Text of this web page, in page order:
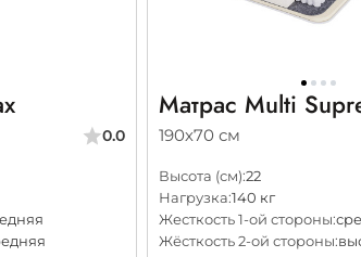
0.0
Матрас Multi
190х70 см
Высота (см):22
Нагрузка:140 кг
Жесткость 1-ой стороны:
Жёсткость 2-ой стороны: